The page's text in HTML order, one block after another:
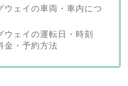
ウェイの車両・車内につ
ウェイの運転日・時刻
金・予約方法